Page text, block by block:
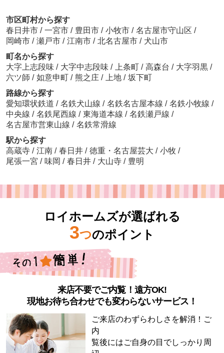
市区町村から探す
春日井市 / 一宮市 / 豊田市 / 小牧市 / 名古屋市守山区 /
岡崎市 / 瀬戸市 / 江南市 / 北名古屋市 / 犬山市
町名から探す
大字上志段味 / 大字中志段味 / 上条町 / 高森台 / 大字羽黒 /
六ツ師 / 如意申町 / 熊之庄 / 上地 / 坂下町
路線から探す
愛知環状鉄道 / 名鉄犬山線 / 名鉄名古屋本線 / 名鉄小牧線 /
中央線 / 名鉄尾西線 / 東海道本線 / 名鉄瀬戸線 /
名古屋市営東山線 / 名鉄常滑線
駅から探す
高蔵寺 / 江南 / 春日井 / 徳重・名古屋芸大 / 小牧 /
尾張一宮 / 味岡 / 春日井 / 大山寺 / 豊明
ロイホームズが選ばれる
3つのポイント
来店不要でご内覧！遠方OK!
現地お待ち合わせでも変わらないサービス！
ご来店のわずらわしさを解消！ご
内
覧後にはご自身の目でしっかり周